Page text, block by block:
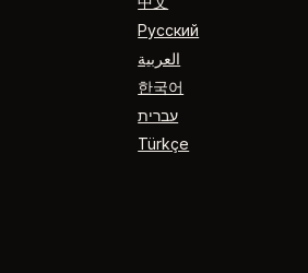
Русский
العربية
한국어
עברית
Türkçe